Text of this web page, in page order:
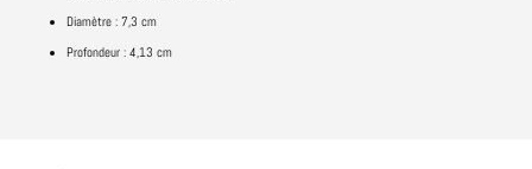
Diamètre : 7,3 cm
Profondeur : 4,13 cm